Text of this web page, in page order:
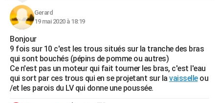
Gerard
19 mai 2020 à 18:19
Bonjour
9 fois sur 10 c'est les trous situés sur la tranche des bras
qui sont bouchés (pépins de pomme ou autres)
Ce n'est pas un moteur qui fait tourner les bras, c'est l'eau
qui sort par ces trous qui en se projetant sur la vaisselleou
/et les parois du LV qui donne une poussée.